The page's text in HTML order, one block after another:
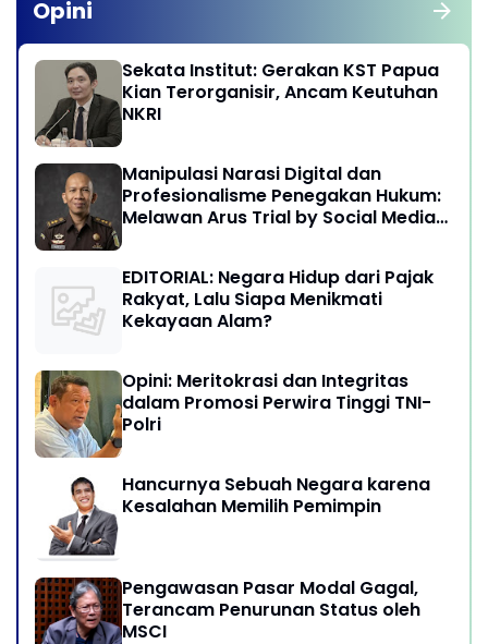
Opini
Sekata Institut: Gerakan KST Papua
Kian Terorganisir, Ancam Keutuhan
NKRI
Manipulasi Narasi Digital dan
Profesionalisme Penegakan Hukum:
Melawan Arus Trial by Social Media
EDITORIAL: Negara Hidup dari Pajak
Rakyat, Lalu Siapa Menikmati
Kekayaan Alam?
Opini: Meritokrasi dan Integritas
dalam Promosi Perwira Tinggi TNI-
Polri
Hancurnya Sebuah Negara karena
Kesalahan Memilih Pemimpin
Pengawasan Pasar Modal Gagal,
Terancam Penurunan Status oleh
MSCI